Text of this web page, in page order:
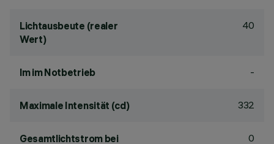
Lichtausbeute (realer
Wert)
40
lm im Notbetrieb -
Maximale Intensität (cd) 332
Gesamtlichtstrom bei 0